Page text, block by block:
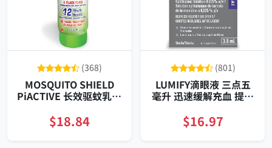
(368)
MOSQUITO SHIELD
PiACTIVE 长效驱蚊乳液
不油腻 便携装 户外钓鱼
徒步适用
$18.84
(801)
LUMIFY滴眼液 三点五
毫升 迅速缓解充血 提亮
$16.97